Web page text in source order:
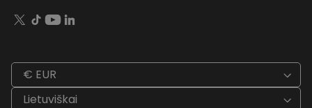
€ EUR
Lietuviškai